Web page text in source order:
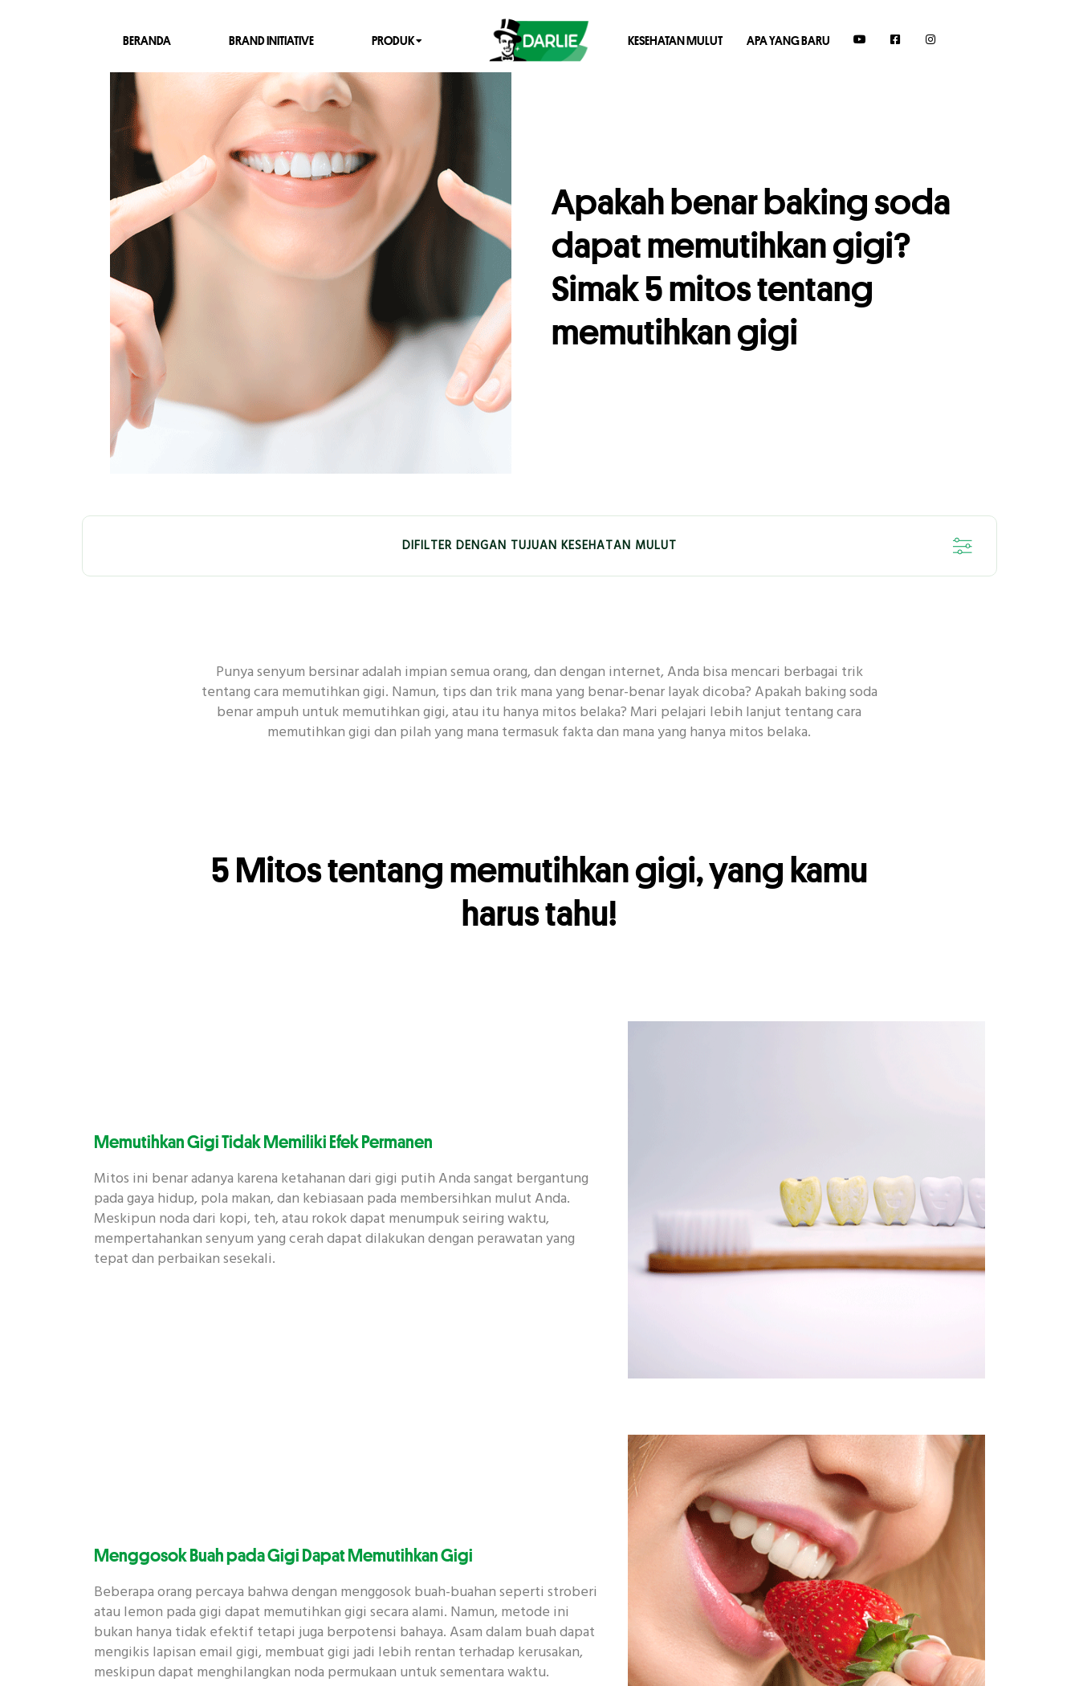
BERANDA BRAND INITIATIVE PRODUK KESEHATAN MULUT APA YANG BARU
Apakah benar baking soda
dapat memutihkan gigi?
Simak 5 mitos tentang
memutihkan gigi
DIFILTER DENGAN TUJUAN KESEHATAN MULUT
PEMBERSIHAN MENDALAM ANTIBAKTERI KERUSAKAN GIGI DENTAL
RUTINITAS UNTUK KESEHATAN MULUT
Punya senyum bersinar adalah impian semua orang, dan dengan internet, Anda bisa mencari berbagai trik
tentang cara memutihkan gigi. Namun, tips dan trik mana yang benar-benar layak dicoba? Apakah baking soda
benar ampuh untuk memutihkan gigi, atau itu hanya mitos belaka? Mari pelajari lebih lanjut tentang cara
memutihkan gigi dan pilah yang mana termasuk fakta dan mana yang hanya mitos belaka.
5 Mitos tentang memutihkan gigi, yang kamu
harus tahu!
Memutihkan Gigi Tidak Memiliki Efek Permanen
Mitos ini benar adanya karena ketahanan dari gigi putih Anda sangat bergantung
pada gaya hidup, pola makan, dan kebiasaan pada membersihkan mulut Anda.
Meskipun noda dari kopi, teh, atau rokok dapat menumpuk seiring waktu,
mempertahankan senyum yang cerah dapat dilakukan dengan perawatan yang
tepat dan perbaikan sesekali.
Menggosok Buah pada Gigi Dapat Memutihkan Gigi
Beberapa orang percaya bahwa dengan menggosok buah-buahan seperti stroberi
atau lemon pada gigi dapat memutihkan gigi secara alami. Namun, metode ini
bukan hanya tidak efektif tetapi juga berpotensi bahaya. Asam dalam buah dapat
mengikis lapisan email gigi, membuat gigi jadi lebih rentan terhadap kerusakan,
meskipun dapat menghilangkan noda permukaan untuk sementara waktu.